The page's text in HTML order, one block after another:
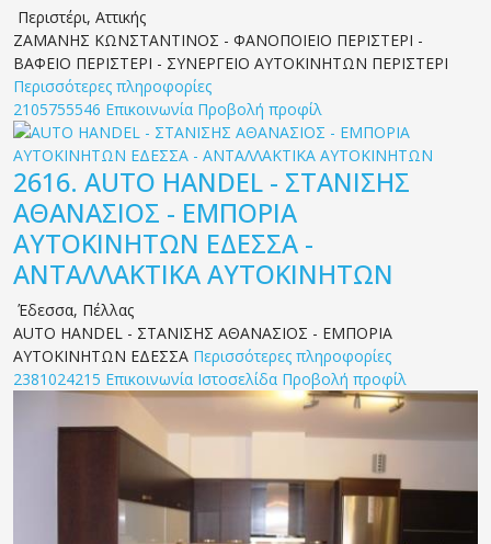
Περιστέρι, Αττικής
ΖΑΜΑΝΗΣ ΚΩΝΣΤΑΝΤΙΝΟΣ - ΦΑΝΟΠΟΙΕΙΟ ΠΕΡΙΣΤΕΡΙ -
ΒΑΦΕΙΟ ΠΕΡΙΣΤΕΡΙ - ΣΥΝΕΡΓΕΙΟ ΑΥΤΟΚΙΝΗΤΩΝ ΠΕΡΙΣΤΕΡΙ
Περισσότερες πληροφορίες
2105755546 Επικοινωνία Προβολή προφίλ
2616. AUTO HANDEL - ΣΤΑΝΙΣΗΣ
ΑΘΑΝΑΣΙΟΣ - ΕΜΠΟΡΙΑ
ΑΥΤΟΚΙΝΗΤΩΝ ΕΔΕΣΣΑ -
ΑΝΤΑΛΛΑΚΤΙΚΑ ΑΥΤΟΚΙΝΗΤΩΝ
Έδεσσα, Πέλλας
AUTO HANDEL - ΣΤΑΝΙΣΗΣ ΑΘΑΝΑΣΙΟΣ - ΕΜΠΟΡΙΑ
ΑΥΤΟΚΙΝΗΤΩΝ ΕΔΕΣΣΑ Περισσότερες πληροφορίες
2381024215 Επικοινωνία Ιστοσελίδα Προβολή προφίλ